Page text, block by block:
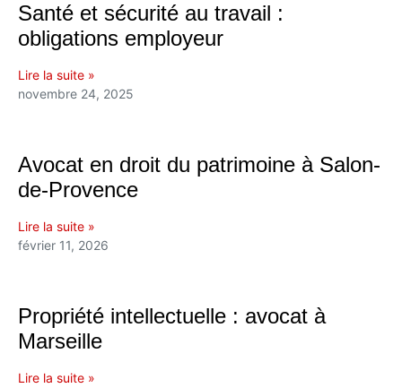
Santé et sécurité au travail :
obligations employeur
Lire la suite »
novembre 24, 2025
Avocat en droit du patrimoine à Salon-
de-Provence
Lire la suite »
février 11, 2026
Propriété intellectuelle : avocat à
Marseille
Lire la suite »